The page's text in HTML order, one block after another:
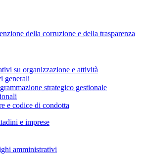
della corruzione e della trasparenza
su organizzazione e attività
generali
strategico gestionale
e codice di condotta
e imprese
amministrativi